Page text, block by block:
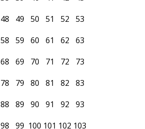
48 49 50 51 52
53
58 59 60 61 62
63
68 69 70 71 72
73
78 79 80 81 82
83
88 89 90 91 92
93
98 99 100 101 102 103